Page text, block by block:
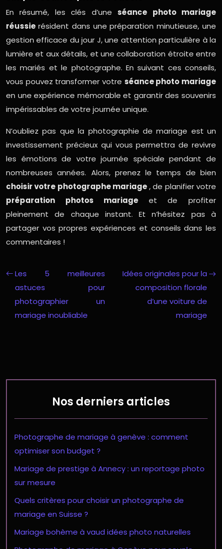
En résumé, les clés d’uneséance photo mariage
réussie résident dans une préparation minutieuse, une
gestion efficace du jour J, une attention particulière à la
lumière et aux détails, et une collaboration étroite entre
les mariés et le photographe. En suivant ces conseils,
vous pouvez transformer votre séance photo mariage
en une expérience mémorable et garantir des souvenirs
impérissables de votre journée unique.
N’oubliez pas que la photographie de mariage est un
investissement précieux qui vous permettra de revivre
les émotions de votre journée spéciale pendant de
nombreuses années. Alors, prenez le temps de bien
choisir votre photographe mariage, de planifier votre
préparation photos mariage et de profiter
pleinement de chaque instant. Et n’hésitez pas à
partager vos propres expériences et conseils dans les
commentaires !
Les 5 meilleures
astuces pour
photographier un
mariage inoubliable
Idées originales pour la
composition florale
d’une voiture de
mariage
Nos derniers articles
Photographe de mariage à genève : comment
optimiser son budget ?
Mariage de prestige à Annecy : un reportage photo
sur mesure
Quels critères pour choisir un photographe de
mariage en Suisse ?
Mariage bohème à vaud idées photo naturelles